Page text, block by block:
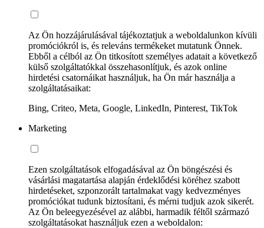
Az Ön hozzájárulásával tájékoztatjuk a weboldalunkon kívüli
promóciókról is, és releváns termékeket mutatunk Önnek.
Ebből a célból az Ön titkosított személyes adatait a következő
külső szolgáltatókkal összehasonlítjuk, és azok online
hirdetési csatornáikat használjuk, ha Ön már használja a
szolgáltatásaikat:
Bing, Criteo, Meta, Google, LinkedIn, Pinterest, TikTok
Marketing
Ezen szolgáltatások elfogadásával az Ön böngészési és
vásárlási magatartása alapján érdeklődési köréhez szabott
hirdetéseket, szponzorált tartalmakat vagy kedvezményes
promóciókat tudunk biztosítani, és mérni tudjuk azok sikerét.
Az Ön beleegyezésével az alábbi, harmadik féltől származó
szolgáltatásokat használjuk ezen a weboldalon: